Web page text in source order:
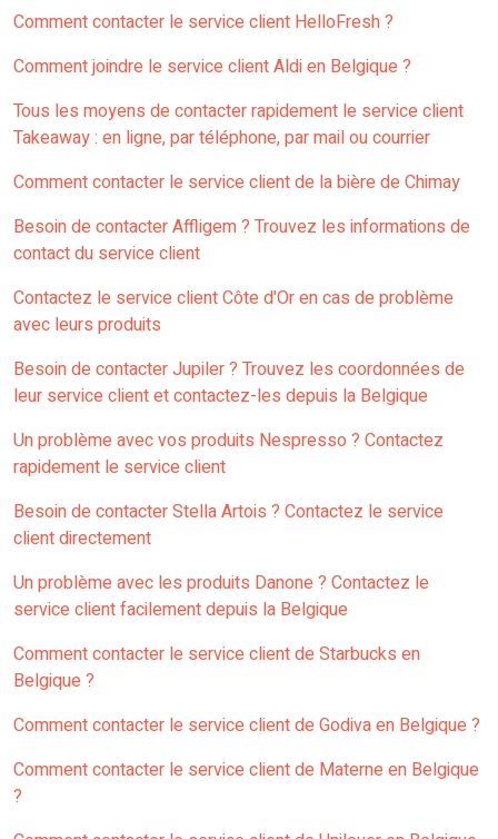
Comment contacter le service client HelloFresh ?
Comment joindre le service client Aldi en Belgique ?
Tous les moyens de contacter rapidement le service client
Takeaway : en ligne, par téléphone, par mail ou courrier
Comment contacter le service client de la bière de Chimay
Besoin de contacter Affligem ? Trouvez les informations de
contact du service client
Contactez le service client Côte d'Or en cas de problème
avec leurs produits
Besoin de contacter Jupiler ? Trouvez les coordonnées de
leur service client et contactez-les depuis la Belgique
Un problème avec vos produits Nespresso ? Contactez
rapidement le service client
Besoin de contacter Stella Artois ? Contactez le service
client directement
Un problème avec les produits Danone ? Contactez le
service client facilement depuis la Belgique
Comment contacter le service client de Starbucks en
Belgique ?
Comment contacter le service client de Godiva en Belgique ?
Comment contacter le service client de Materne en Belgique
?